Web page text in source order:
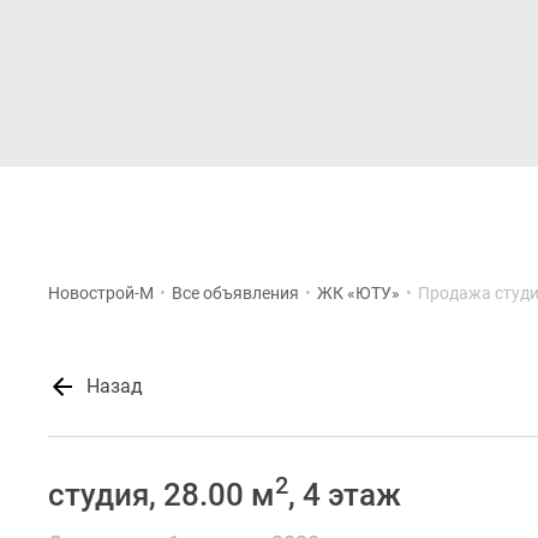
Новострой-М • Все объявления • ЖК «ЮТУ» • Продажа
Назад
студия, 28.00 м2, 4 этаж